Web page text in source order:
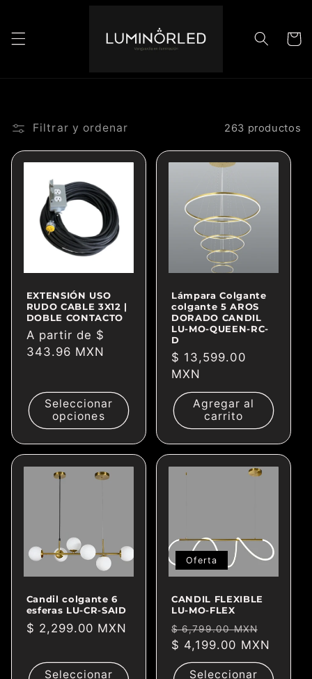
Carrito
Filtrar y ordenar 263 productos
EXTENSIÓN USO
RUDO CABLE 3X12 |
DOBLE CONTACTO
Precio
habitual
A partir de $
343.96 MXN
Seleccionar
opciones
Lámpara Colgante
colgante 5 AROS
DORADO CANDIL
LU-MO-QUEEN-RC-
D
Precio
habitual
$ 13,599.00
MXN
Agregar al
carrito
Candil colgante 6
esferas LU-CR-SAID
Precio
$ 2,299.00 MXN
Seleccionar
Oferta
CANDIL FLEXIBLE
LU-MO-FLEX
Precio
habitual
$ 6,799.00 MXN
de
oferta
$ 4,199.00 MXN
Seleccionar